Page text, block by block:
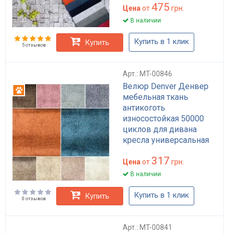
Цена от 475 грн.
В наличии
5 отзывов Купить Купить в 1 клик
Арт.: MT-00846
Велюр Denver Денвер
мебельная ткань
антикоготь
износостойкая 50000
циклов для дивана
кресла универсальная
Антикоготь
Цена от 317 грн.
В наличии
0 отзывов Купить Купить в 1 клик
Арт.: MT-00841